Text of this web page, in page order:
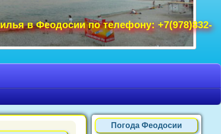
в Феодосии по телефону: +7(978)832-
Погода Феодосии